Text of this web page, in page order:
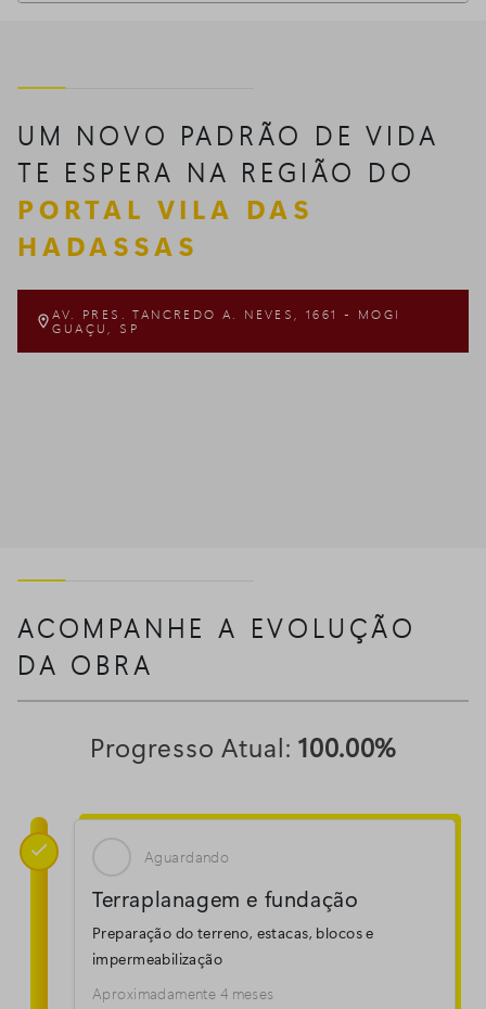
UM NOVO PADRÃO DE VIDA
TE ESPERA NA REGIÃO DO
PORTAL VILA DAS
HADASSAS
AV. PRES. TANCREDO A. NEVES, 1661 - MOGI
GUAÇU, SP
ACOMPANHE A EVOLUÇÃO
DA OBRA
Progresso Atual:100.00%
 Aguardando
Terraplanagem e fundação
Preparação do terreno, estacas, blocos e
impermeabilização
Aproximadamente 4 meses